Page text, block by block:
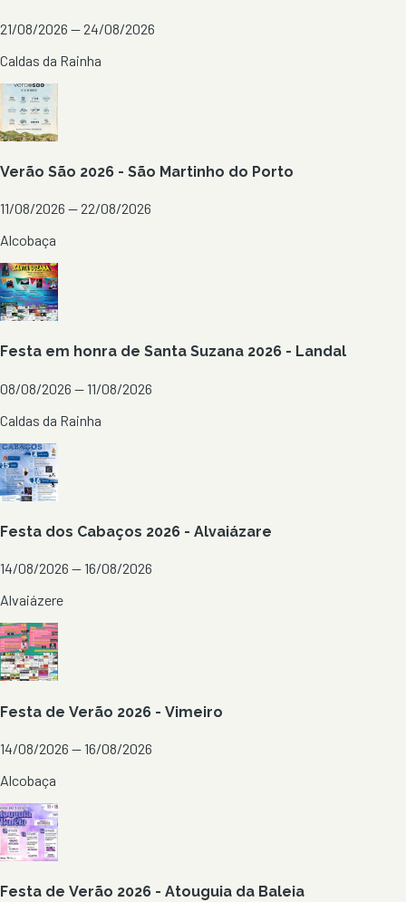
21/08/2026 — 24/08/2026
Caldas da Rainha
Verão São 2026 - São Martinho do Porto
11/08/2026 — 22/08/2026
Alcobaça
Festa em honra de Santa Suzana 2026 - Landal
08/08/2026 — 11/08/2026
Caldas da Rainha
Festa dos Cabaços 2026 - Alvaiázare
14/08/2026 — 16/08/2026
Alvaiázere
Festa de Verão 2026 - Vimeiro
14/08/2026 — 16/08/2026
Alcobaça
Festa de Verão 2026 - Atouguia da Baleia